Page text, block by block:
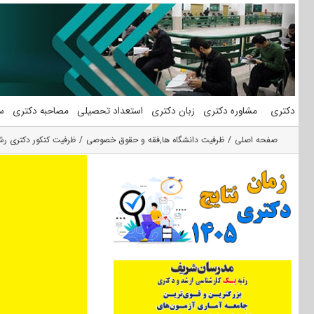
محتوا
دکتری مشاوره دکتری زبان دکتری استعداد تحصیلی مصاحبه دکتری
صفحه اصلی ظرفیت دانشگاه ها,فقه و حقوق خصوصی ظرفیت کنکور